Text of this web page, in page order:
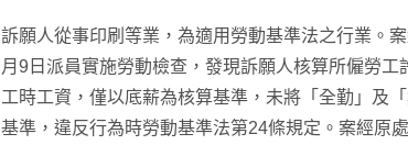
訴願人從事印刷等業，為適用勞動基準法之行業。
月9日派員實施勞動檢查，發現訴願人核算所僱勞
工時工資，僅以底薪為核算基準，未將「全勤」及
基準，違反行為時勞動基準法第24條規定。案經原